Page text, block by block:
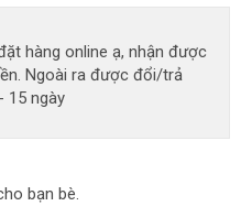
hàng online ạ, nhận được
Ngoài ra được đổi/trả
15 ngày
bạn bè.